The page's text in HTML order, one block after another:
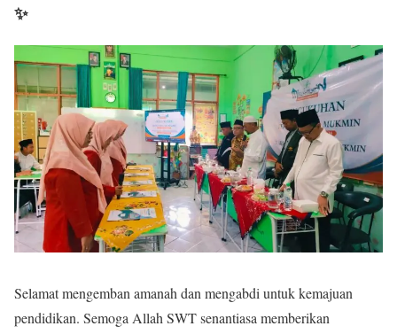
✨
Selamat mengemban amanah dan mengabdi untuk kemajuan
pendidikan. Semoga Allah SWT senantiasa memberikan